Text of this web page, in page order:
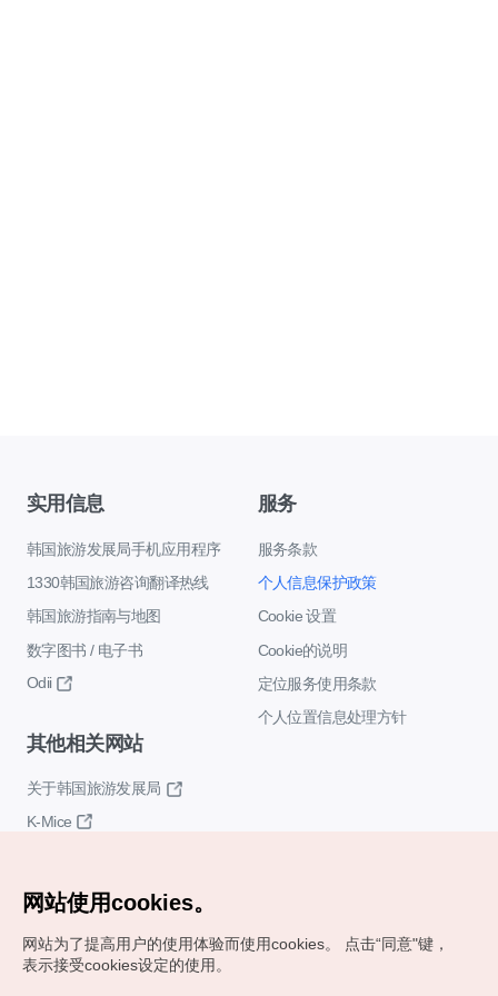
实用信息
韩国旅游发展局手机应用程序
1330韩国旅游咨询翻译热线
韩国旅游指南与地图
数字图书 / 电子书
Odii
服务
服务条款
个人信息保护政策
Cookie 设置
Cookie的说明
定位服务使用条款
个人位置信息处理方针
其他相关网站
关于韩国旅游发展局
K-Mice
网站使用cookies。
网站为了提高用户的使用体验而使用cookies。
点击“同意"键，
表示接受cookies设定的使用。